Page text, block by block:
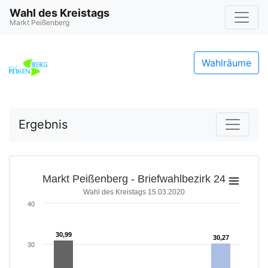
Wahl des Kreistags
Markt Peißenberg
Wahlräume
Ergebnis
Markt Peißenberg - Briefwahlbezirk 24
Wahl des Kreistags 15.03.2020
30,99
30,99 30,27
30,27
30
40